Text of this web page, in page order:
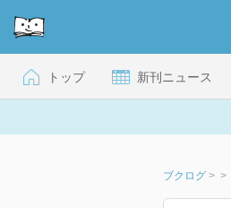
トップ 新刊ニュース
ブクログ > >